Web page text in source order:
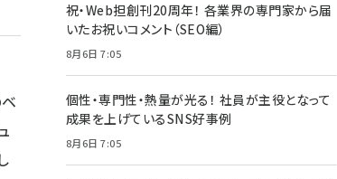
祝・Web担創刊20周年！ 各業界の専門家から届
いたお祝いコメント（SEO編）
8月6日 7:05
個性・専門性・熱量が光る！ 社員が主役となって
成果を上げているSNS好事例
8月6日 7:05